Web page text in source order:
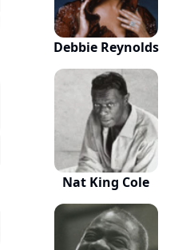
Debbie Reynolds
Nat King Cole